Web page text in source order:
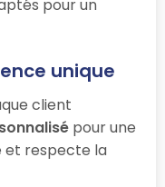
pour un
unique
client
pour une
et respecte la